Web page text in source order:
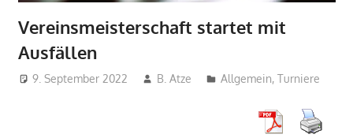
Vereinsmeisterschaft startet mit
Ausfällen
9. September 2022 B. Atze Allgemein,Turniere